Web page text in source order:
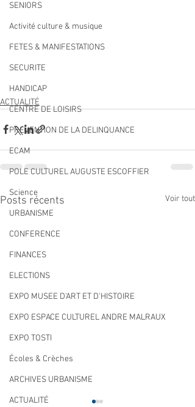
SENIORS
Activité culture & musique
FETES & MANIFESTATIONS
SECURITE
HANDICAP
CENTRE DE LOISIRS
PREVENTION DE LA DELINQUANCE
ECAM
POLE CULTUREL AUGUSTE ESCOFFIER
Science
URBANISME
CONFERENCE
FINANCES
ELECTIONS
EXPO MUSEE D'ART ET D'HISTOIRE
EXPO ESPACE CULTUREL ANDRE MALRAUX
EXPO TOSTI
Écoles & Crèches
ARCHIVES URBANISME
ACTUALITÉ
ACTUALITÉ
Posts récents Voir tout